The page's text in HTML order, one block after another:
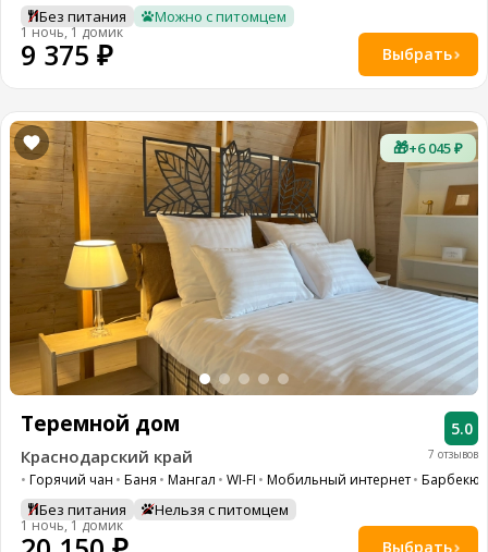
Без питания Можно с питомцем
1 ночь, 1 домик
9 375 ₽ Выбрать
🎁+6 045 ₽
7 отзывов
5.0
Теремной дом
Краснодарский край
Горячий чан Баня Мангал WI-FI Мобильный интернет Барбекю
Без питания Нельзя с питомцем
1 ночь, 1 домик
Выбрать